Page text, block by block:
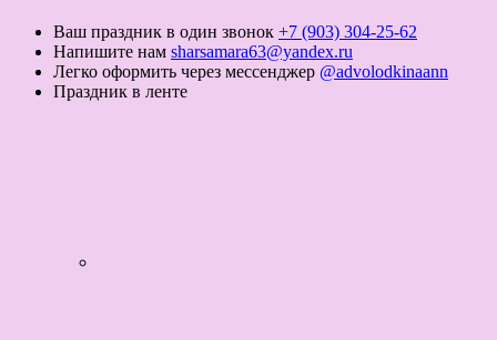
Ваш праздник в один звонок +7 (903) 304-25-62
Напишите нам sharsamara63@yandex.ru
Легко оформить через мессенджер @advolodkinaann
Праздник в ленте